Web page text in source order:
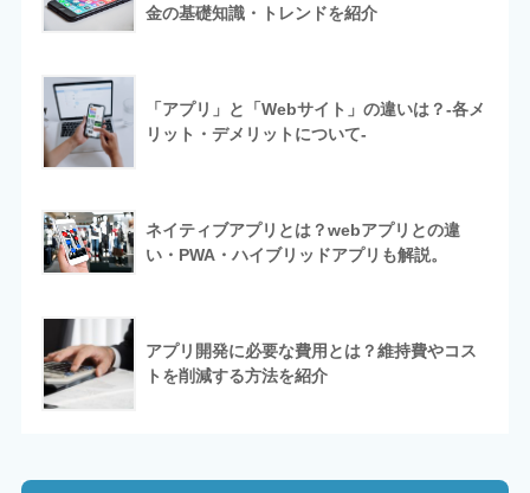
金の基礎知識・トレンドを紹介
「アプリ」と「Webサイト」の違いは？-各メ
リット・デメリットについて-
ネイティブアプリとは？webアプリとの違
い・PWA・ハイブリッドアプリも解説。
アプリ開発に必要な費用とは？維持費やコス
トを削減する方法を紹介